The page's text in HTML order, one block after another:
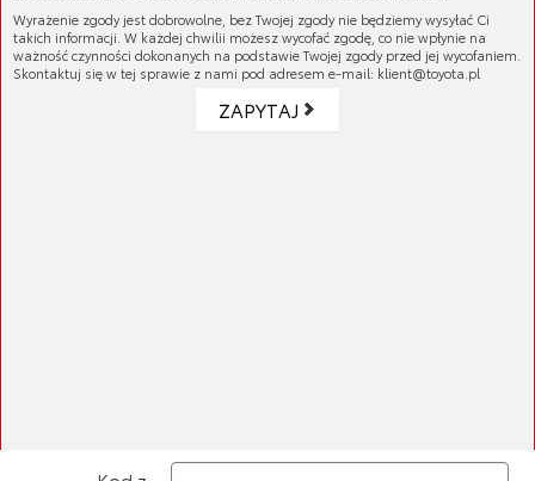
OUTLET
Wyrażenie zgody jest dobrowolne, bez Twojej zgody nie będziemy wysyłać Ci
takich informacji. W każdej chwilii możesz wycofać zgodę, co nie wpłynie na
ważność czynności dokonanych na podstawie Twojej zgody przed jej wycofaniem.
Skontaktuj się w tej sprawie z nami pod adresem e-mail: klient@toyota.pl
ZAPYTAJ